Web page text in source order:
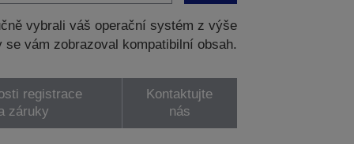
vybrali váš operační systém z výše
se vám zobrazoval kompatibilní obsah.
registrace
záruky
Kontaktujte
nás